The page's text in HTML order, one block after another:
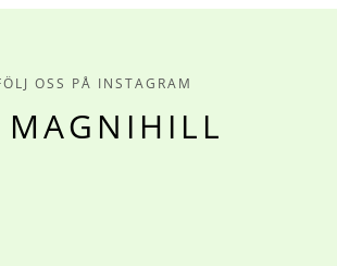
OSS PÅ INSTAGRAM
MAGNIHILL